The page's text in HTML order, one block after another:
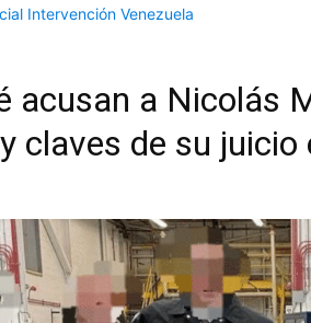
Intervención Venezuela
acusan a Nicolás
claves de su juicio